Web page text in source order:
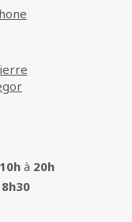
10h à 20h